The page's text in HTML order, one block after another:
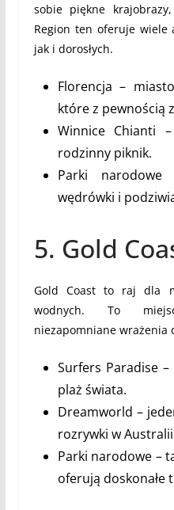
sobie piękne
Region ten oferuje wiele
jak i dorosłych.
Florencja –
które z pewnością
Winnice Chianti
rodzinny piknik.
Parki
wędrówki i
5. Gold
Gold Coast to raj dla
wodnych. To
niezapomniane wrażenia
Surfers Paradise –
plaż świata.
Dreamworld –
rozrywki w
Parki narodowe –
oferują doskonałe